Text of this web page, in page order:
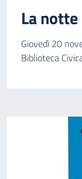
La
Giovedì 20
Biblioteca